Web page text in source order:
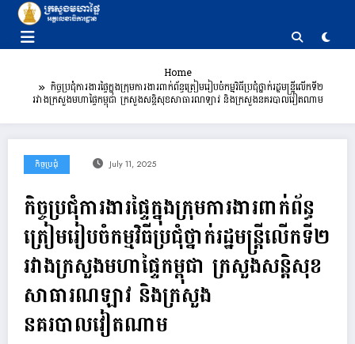
content
Home
កិច្ចប្រជុំការងារផ្ទៃក្នុងក្រុមការងារពាក់ព័ន្ធត្រៀមរៀបចំកម្មវិធីប្រជុំថ្នាក់រដ្ឋមន្ត្រីលេីកទី២
រវាងក្រសួងមហាផ្ទៃកម្ពុជា ក្រសួងសន្តិសុខសាធារណឡាវ និងក្រសួងនគរបាលវៀតណាម
កិច្ចប្រជុំ July 11, 2025
កិច្ចប្រជុំការងារផ្ទៃក្នុងក្រុមការងារពាក់ព័ន្ធ
ត្រៀមរៀបចំកម្មវិធីប្រជុំថ្នាក់រដ្ឋមន្ត្រីលេីកទី២
រវាងក្រសួងមហាផ្ទៃកម្ពុជា ក្រសួងសន្តិសុខ
សាធារណឡាវ និងក្រសួង
នគរបាលវៀតណាម